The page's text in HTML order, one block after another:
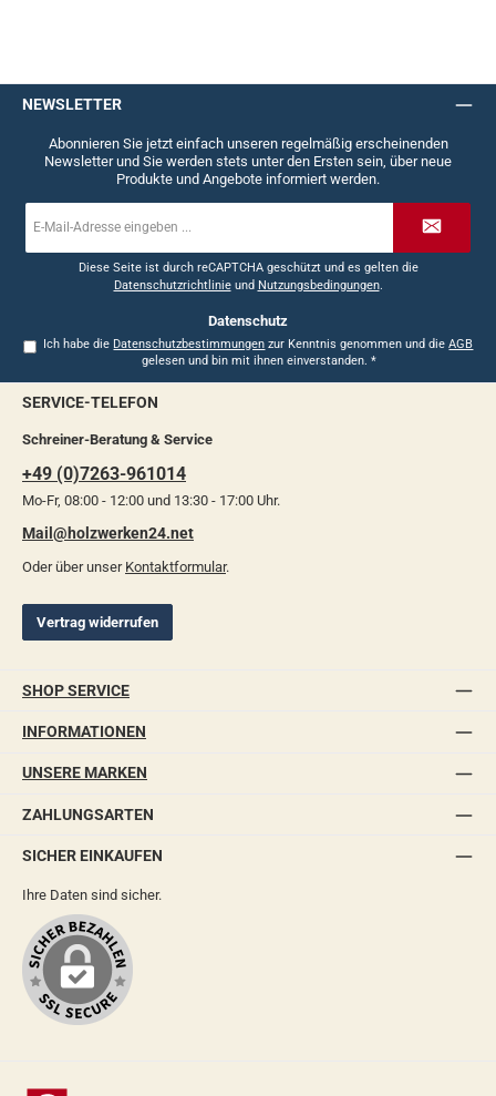
NEWSLETTER
Abonnieren Sie jetzt einfach unseren regelmäßig erscheinenden
Newsletter und Sie werden stets unter den Ersten sein, über neue
Produkte und Angebote informiert werden.
Mail-
Diese Seite ist durch reCAPTCHA geschützt und es gelten die
Datenschutzrichtlinieund Nutzungsbedingungen.
Datenschutz
Ich habe die Datenschutzbestimmungen zur Kenntnis genommen und dieAGB
gelesen und bin mit ihnen einverstanden. *
SERVICE-TELEFON
Schreiner-Beratung & Service
+49 (0)7263-961014
Mo-Fr, 08:00 - 12:00 und 13:30 - 17:00 Uhr.
Mail@holzwerken24.net
Oder über unser Kontaktformular.
Vertrag widerrufen
SHOP SERVICE
INFORMATIONEN
UNSERE MARKEN
ZAHLUNGSARTEN
SICHER EINKAUFEN
Ihre Daten sind sicher.